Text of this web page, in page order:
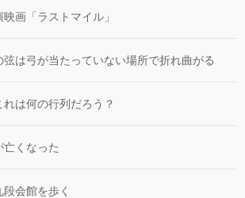
画「ラストマイル」
弦は弓が当たっていない場所で折れ曲がる
は何の行列だろう？
亡くなった
会館を歩く